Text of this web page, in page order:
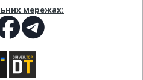
мережах: